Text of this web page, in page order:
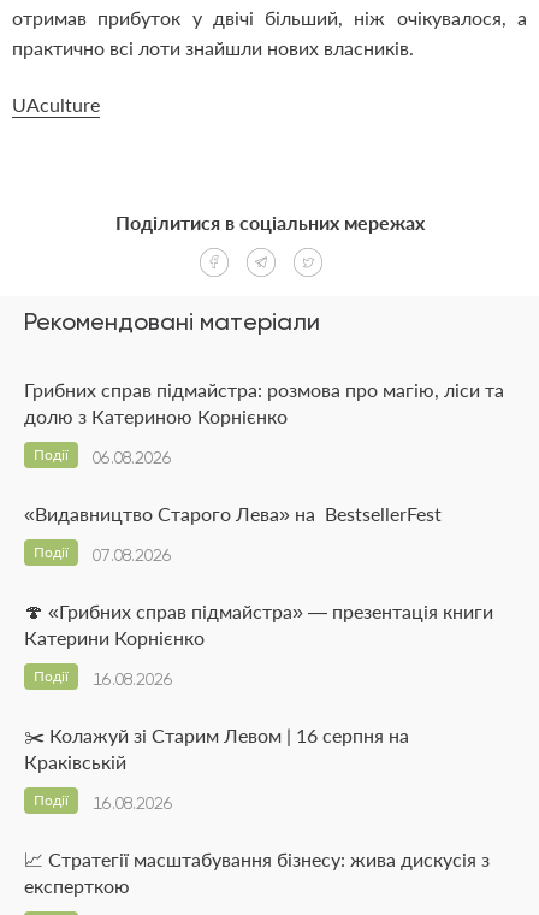
отримав прибуток у двічі більший, ніж очікувалося, а
практично всі лоти знайшли нових власників.
UАculture
Рекомендовані матеріали
Грибних справ підмайстра: розмова про магію, ліси та
долю з Катериною Корнієнко
06.08.2026
Події
«Видавництво Старого Лева» на BestsellerFest
07.08.2026
Події
🍄 «Грибних справ підмайстра» — презентація книги
Катерини Корнієнко
16.08.2026
Події
✂️ Колажуй зі Старим Левом | 16 серпня на
Краківській
16.08.2026
Події
📈 Стратегії масштабування бізнесу: жива дискусія з
експерткою
Поділитися в соціальних мережах